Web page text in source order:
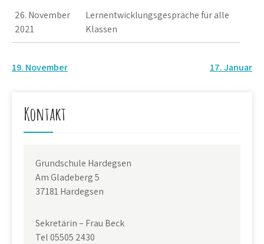
26. November
2021
Lernentwicklungsgespräche für alle
Klassen
Beitragsnavigation
19. November 17. Januar
Kontakt
Grundschule Hardegsen
Am Gladeberg 5
37181 Hardegsen
Sekretärin – Frau Beck
Tel 05505 2430